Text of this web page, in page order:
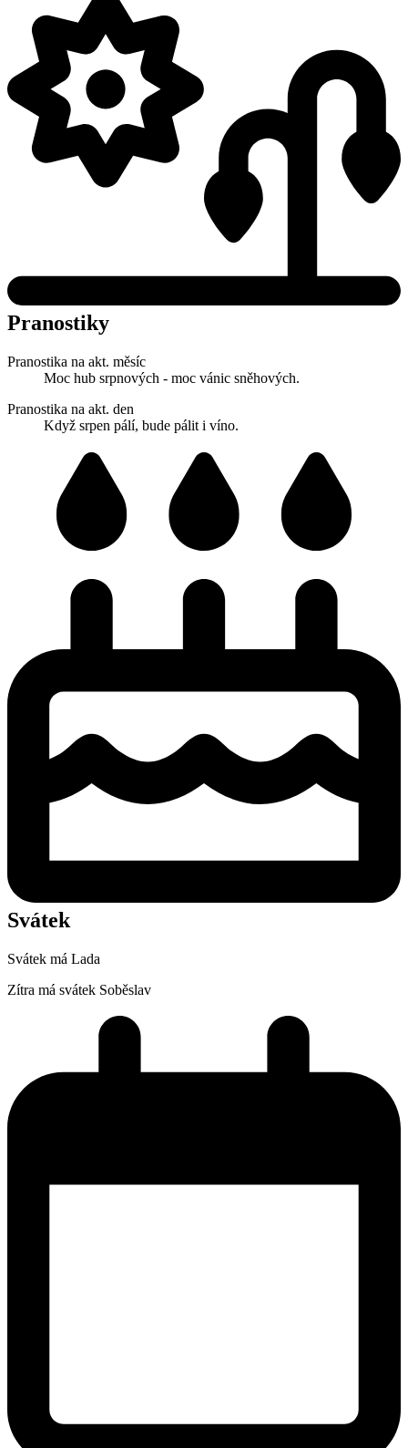
Pranostiky
Pranostika na akt. měsíc
Moc hub srpnových - moc vánic sněhových.
Pranostika na akt. den
Když srpen pálí, bude pálit i víno.
Svátek
Svátek má Lada
Zítra má svátek Soběslav